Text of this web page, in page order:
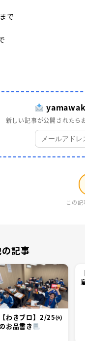
で
新しい記事が公開されたら
この記
記事
【わきブロ】2/25㈫
お品書き